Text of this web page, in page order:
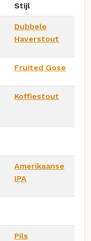
Stijl
Dubbele
Haverstout
Fruited Gose
Koffiestout
Amerikaanse
IPA
Pils